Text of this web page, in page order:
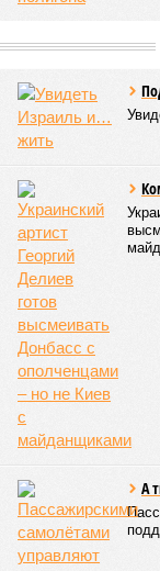
Казалось бы,
Development –
несостоятельной
находится под
леса» и «В
сайтах Capital
трёх объектов
«Станция Л»,
дольщиков (3908
остаётся
«Станцию Л» в
объектам мешей
даты сдачи
если фаза
отсутствию
этом на бумаге